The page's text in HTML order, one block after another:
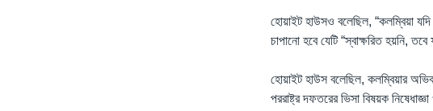
হোয়াইট হাউসও বলেছিল, “কলম্বিয়া
চাপানো হবে যেটি “স্বাক্ষরিত হয়নি,
হোয়াইট হাউস বলেছিল, কলম্বিয়ার
পররাষ্ট্র দফতরের ভিসা বিষয়ক